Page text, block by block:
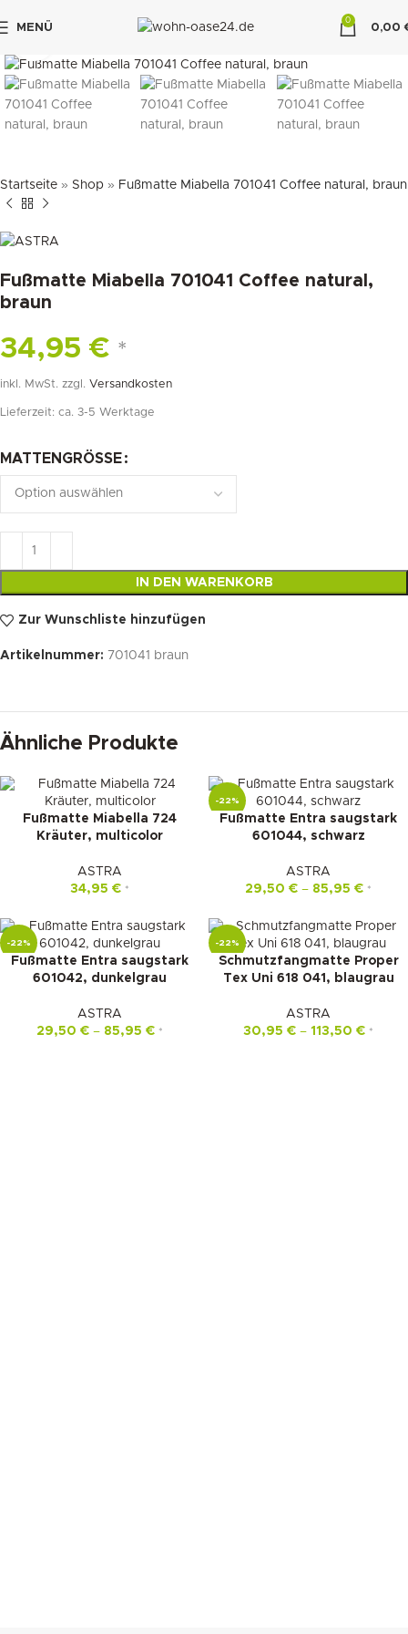
MENÜ
0
0,00
Startseite » Shop » Fußmatte Miabella 701041 Coffee natural, braun
Fußmatte Miabella 701041 Coffee natural,
braun
34,95 € *
inkl. MwSt. zzgl. Versandkosten
Lieferzeit: ca. 3-5 Werktage
MATTENGRÖSSE
IN DEN WARENKORB
Zur Wunschliste hinzufügen
Artikelnummer: 701041 braun
Ähnliche Produkte
Fußmatte Miabella 724
Kräuter, multicolor
ASTRA
34,95 € *
-22%
Fußmatte Entra saugstark
601044, schwarz
ASTRA
29,50 € – 85,95 € *
-22%
Fußmatte Entra saugstark
601042, dunkelgrau
ASTRA
29,50 € – 85,95 € *
-22%
Schmutzfangmatte Proper
Tex Uni 618 041, blaugrau
ASTRA
30,95 € – 113,50 € *